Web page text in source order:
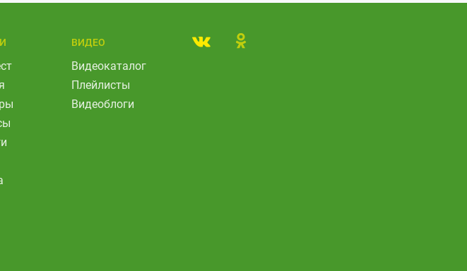
ВИДЕО
Видеокаталог
Плейлисты
Видеоблоги